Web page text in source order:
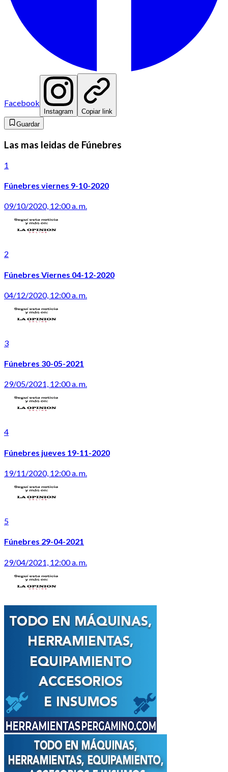
Facebook
Instagram
Copiar link
Guardar
Las mas leidas de Fúnebres
1
Fúnebres viernes 9-10-2020
09/10/2020, 12:00 a. m.
2
Fúnebres Viernes 04-12-2020
04/12/2020, 12:00 a. m.
3
Fúnebres 30-05-2021
29/05/2021, 12:00 a. m.
4
Fúnebres jueves 19-11-2020
19/11/2020, 12:00 a. m.
5
Fúnebres 29-04-2021
29/04/2021, 12:00 a. m.